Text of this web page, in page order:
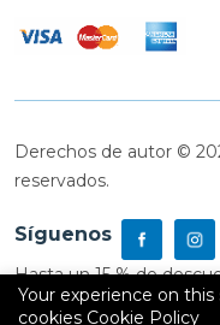
Derechos de autor ©
reservados.
Síguenos
Hasta un 15 % de
Your experience on
cookies Cookie Policy